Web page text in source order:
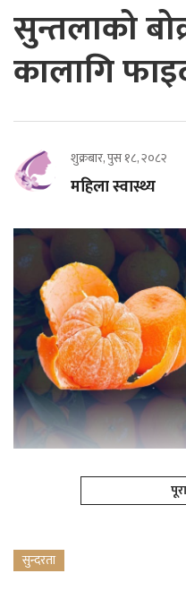
सुन्तलाको
कालागि
शुक्रबार, पुस १८, २०८२
महिला स्वास्थ्य
सुन्दरता